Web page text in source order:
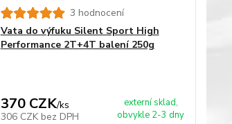
3 hodnocení
Vata do výfuku Silent Sport High
Performance 2T+4T balení 250g
370 CZK/ks
306 CZK bez DPH
externí sklad,
obvykle 2-3 dny